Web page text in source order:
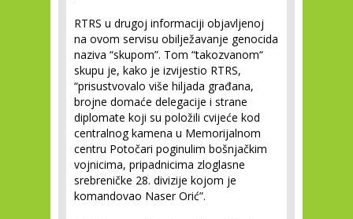
RTRS u drugoj informaciji objavljenoj
na ovom servisu obilježavanje genocida
naziva “skupom”. Tom “takozvanom“
skupu je, kako je izvijestio RTRS,
“prisustvovalo više hiljada građana,
brojne domaće delegacije i strane
diplomate koji su položili cvijeće kod
centralnog kamena u Memorijalnom
centru Potočari poginulim bošnjačkim
vojnicima, pripadnicima zloglasne
srebreničke 28. divizije kojom je
komandovao Naser Orić”.